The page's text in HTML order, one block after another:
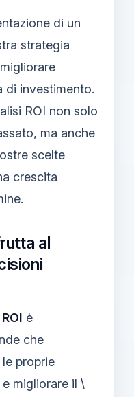
di un
strategia
di investimento.
ROI non solo
ma anche
scelte
crescita
al
è
che
proprie
migliorare il \